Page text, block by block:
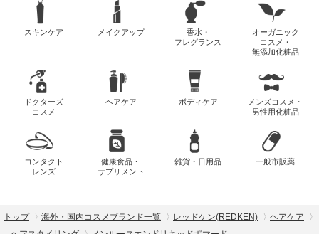
スキンケア メイクアップ
香水・
フレグランス
オーガニック
コスメ・
無添加化粧品
ドクターズ
コスメ
ヘアケア ボディケア
メンズコスメ・
男性用化粧品
コンタクト
レンズ
健康食品・
サプリメント
雑貨・日用品 一般市販薬
トップ 海外・国内コスメブランド一覧 レッドケン(REDKEN)
ヘアケア